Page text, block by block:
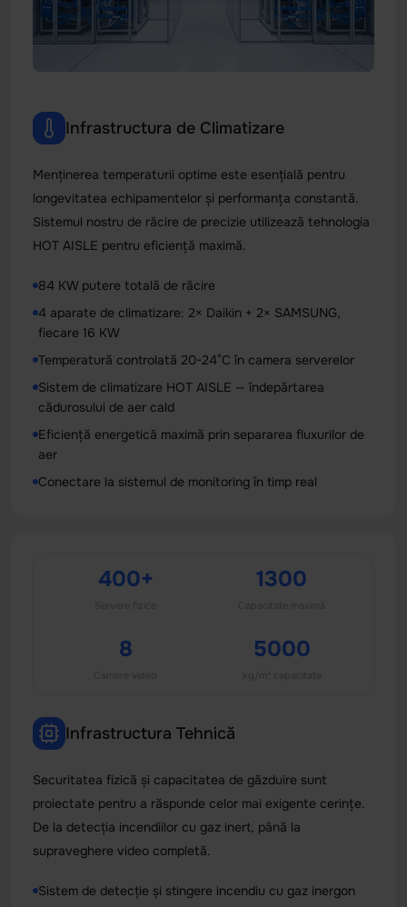
Infrastructura de Climatizare
Menținerea temperaturii optime este esențială pentru
longevitatea echipamentelor și performanța constantă.
Sistemul nostru de răcire de precizie utilizează tehnologia
HOT AISLE pentru eficiență maximă.
84 KW putere totală de răcire
4 aparate de climatizare: 2× Daikin + 2× SAMSUNG,
fiecare 16 KW
Temperatură controlată 20-24°C în camera serverelor
Sistem de climatizare HOT AISLE — îndepărtarea
cădurosului de aer cald
Eficiență energetică maximă prin separarea fluxurilor de
aer
Conectare la sistemul de monitoring în timp real
Infrastructura Tehnică
Securitatea fizică și capacitatea de găzduire sunt
proiectate pentru a răspunde celor mai exigente cerințe.
De la detecția incendiilor cu gaz inert, până la
supraveghere video completă.
Sistem de detecție și stingere incendiu cu gaz inergon
400+
Servere fizice
1300
Capacitate maximă
8
Camere video
5000
kg/m² capacitate